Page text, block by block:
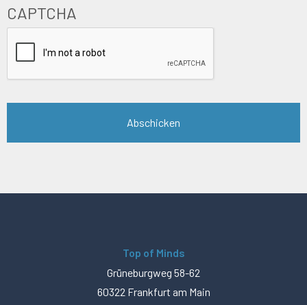
CAPTCHA
Top of Minds
Grüneburgweg 58-62
60322 Frankfurt am Main